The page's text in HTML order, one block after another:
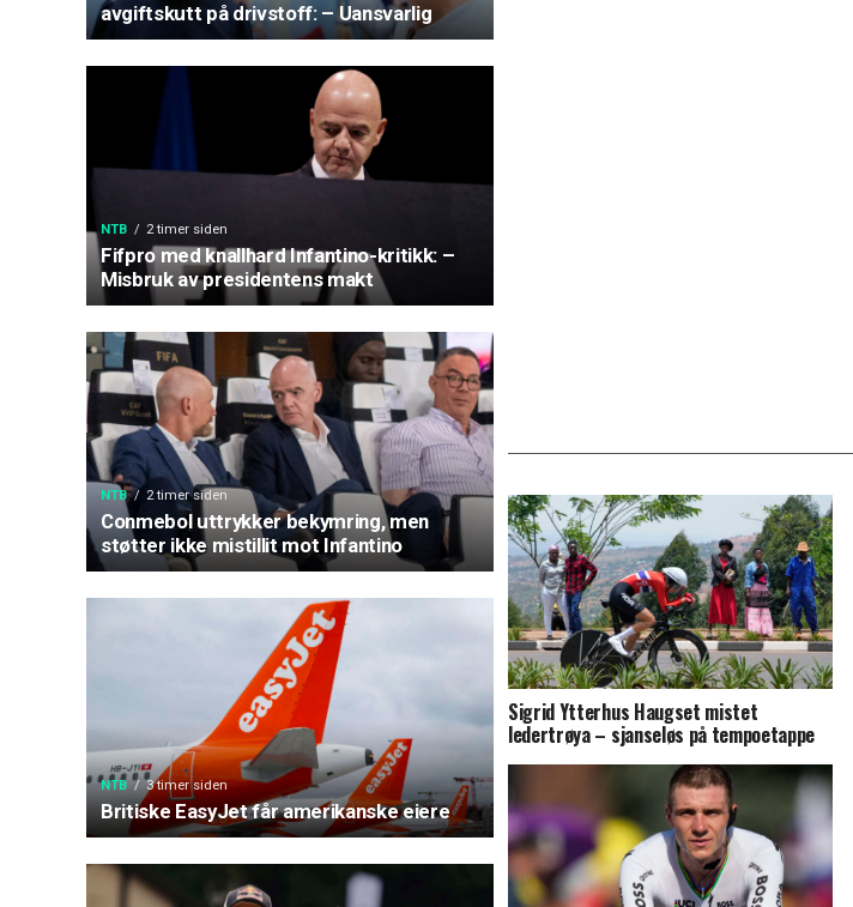
avgiftskutt på drivstoff: – Uansvarlig
NTB 2 timer siden
Fifpro med knallhard Infantino-kritikk: –
Misbruk av presidentens makt
NTB 2 timer siden
Conmebol uttrykker bekymring, men
støtter ikke mistillit mot Infantino
NTB 3 timer siden
Britiske EasyJet får amerikanske eiere
Sigrid Ytterhus Haugset mistet
ledertrøya – sjanseløs på tempoetappe